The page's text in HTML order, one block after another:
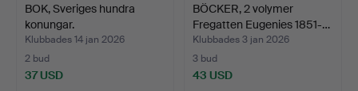
BOK, Sveriges hundra
konungar.
Klubbades 14 jan 2026
2 bud
37 USD
BÖCKER, 2 volymer
Fregatten Eugenies 1851-…
Klubbades 3 jan 2026
3 bud
43 USD